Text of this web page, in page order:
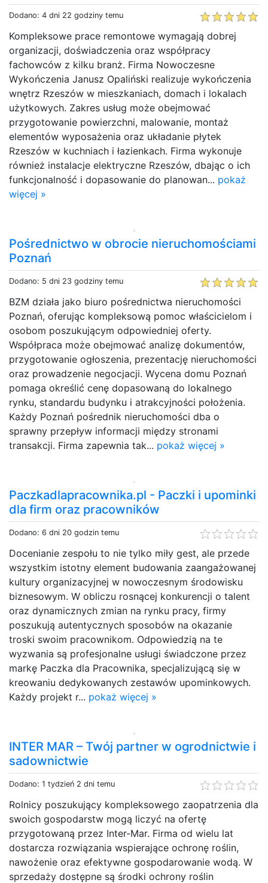
Dodano: 4 dni 22 godziny temu
Kompleksowe prace remontowe wymagają dobrej
organizacji, doświadczenia oraz współpracy
fachowców z kilku branż. Firma Nowoczesne
Wykończenia Janusz Opaliński realizuje wykończenia
wnętrz Rzeszów w mieszkaniach, domach i lokalach
użytkowych. Zakres usług może obejmować
przygotowanie powierzchni, malowanie, montaż
elementów wyposażenia oraz układanie płytek
Rzeszów w kuchniach i łazienkach. Firma wykonuje
również instalacje elektryczne Rzeszów, dbając o ich
funkcjonalność i dopasowanie do planowan... pokaż
więcej »
Pośrednictwo w obrocie nieruchomościami
Poznań
Dodano: 5 dni 23 godziny temu
BZM działa jako biuro pośrednictwa nieruchomości
Poznań, oferując kompleksową pomoc właścicielom i
osobom poszukującym odpowiedniej oferty.
Współpraca może obejmować analizę dokumentów,
przygotowanie ogłoszenia, prezentację nieruchomości
oraz prowadzenie negocjacji. Wycena domu Poznań
pomaga określić cenę dopasowaną do lokalnego
rynku, standardu budynku i atrakcyjności położenia.
Każdy Poznań pośrednik nieruchomości dba o
sprawny przepływ informacji między stronami
transakcji. Firma zapewnia tak... pokaż więcej »
Paczkadlapracownika.pl - Paczki i upominki
dla firm oraz pracowników
Dodano: 6 dni 20 godzin temu
Docenianie zespołu to nie tylko miły gest, ale przede
wszystkim istotny element budowania zaangażowanej
kultury organizacyjnej w nowoczesnym środowisku
biznesowym. W obliczu rosnącej konkurencji o talent
oraz dynamicznych zmian na rynku pracy, firmy
poszukują autentycznych sposobów na okazanie
troski swoim pracownikom. Odpowiedzią na te
wyzwania są profesjonalne usługi świadczone przez
markę Paczka dla Pracownika, specjalizującą się w
kreowaniu dedykowanych zestawów upominkowych.
Każdy projekt r... pokaż więcej »
INTER MAR – Twój partner w ogrodnictwie i
sadownictwie
Dodano: 1 tydzień 2 dni temu
Rolnicy poszukujący kompleksowego zaopatrzenia dla
swoich gospodarstw mogą liczyć na ofertę
przygotowaną przez Inter-Mar. Firma od wielu lat
dostarcza rozwiązania wspierające ochronę roślin,
nawożenie oraz efektywne gospodarowanie wodą. W
sprzedaży dostępne są środki ochrony roślin